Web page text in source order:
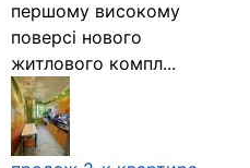
першому високому
поверсі нового
житлового компл...